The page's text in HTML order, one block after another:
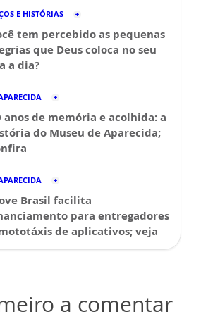
E HISTÓRIAS
tem percebido as pequenas
que Deus coloca no seu
a dia?
anos de memória e acolhida: a
do Museu de Aparecida;
Brasil facilita
para entregadores
de aplicativos; veja
a comentar